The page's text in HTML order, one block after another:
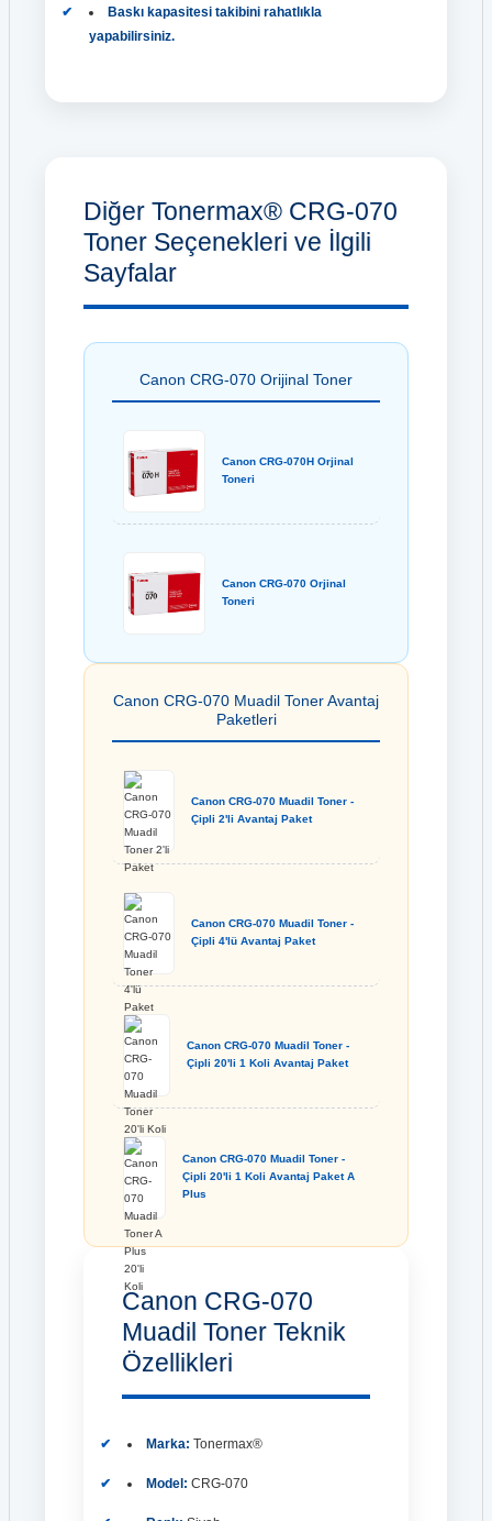
Baskı kapasitesi takibini rahatlıkla
yapabilirsiniz.
Diğer Tonermax® CRG-070
Toner Seçenekleri ve İlgili
Sayfalar
Canon CRG-070 Orijinal Toner
Canon CRG-070H Orjinal
Toneri
Canon CRG-070 Orjinal
Toneri
Canon CRG-070 Muadil Toner Avantaj
Paketleri
Canon CRG-070 Muadil Toner -
Çipli 2'li Avantaj Paket
Canon CRG-070 Muadil Toner -
Çipli 4'lü Avantaj Paket
Canon CRG-070 Muadil Toner -
Çipli 20'li 1 Koli Avantaj Paket
Canon CRG-070 Muadil Toner -
Çipli 20'li 1 Koli Avantaj Paket A
Plus
Canon CRG-070
Muadil Toner Teknik
Özellikleri
Marka: Tonermax®
Model: CRG-070